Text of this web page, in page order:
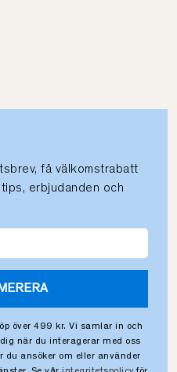
få välkomstrabatt
erbjudanden och
över 499 kr. Vi samlar in och
när du interagerar med oss
du ansöker om eller använder